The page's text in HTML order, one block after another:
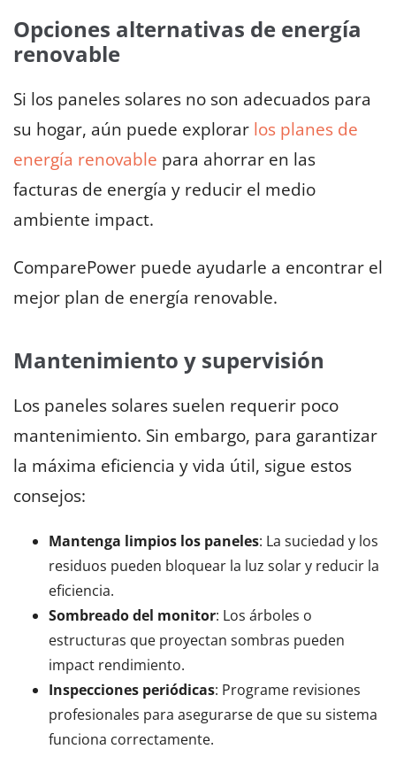
Opciones alternativas de energía
renovable
Si los paneles solares no son adecuados para
su hogar, aún puede explorar los planes de
energía renovable para ahorrar en las
facturas de energía y reducir el medio
ambiente impact.
ComparePower puede ayudarle a encontrar el
mejor plan de energía renovable.
Mantenimiento y supervisión
Los paneles solares suelen requerir poco
mantenimiento. Sin embargo, para garantizar
la máxima eficiencia y vida útil, sigue estos
consejos:
Mantenga limpios los paneles: La suciedad y los
residuos pueden bloquear la luz solar y reducir la
eficiencia.
Sombreado del monitor: Los árboles o
estructuras que proyectan sombras pueden
impact rendimiento.
Inspecciones periódicas: Programe revisiones
profesionales para asegurarse de que su sistema
funciona correctamente.